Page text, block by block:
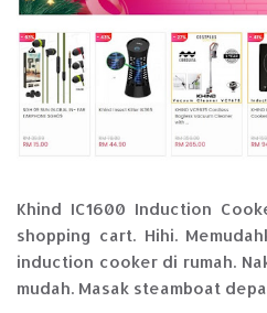
Khind IC1600 Induction
shopping cart. Hihi.
induction cooker di rumah.
mudah. Masak steamboat